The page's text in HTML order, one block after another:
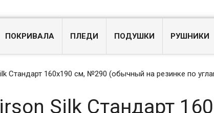
ПОКРИВАЛА ПЛЕДИ ПОДУШКИ РУШНИКИ
Стандарт 160x190 см, №290 (обычный на резинке по
Silk Стандарт